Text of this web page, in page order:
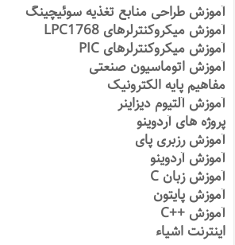
آموزش طراحی منابع تغذیه سوئیچینگ
آموزش میکروکنترلرهای LPC1768
آموزش میکروکنترلرهای PIC
آموزش اتوماسیون صنعتی
مفاهیم پایه الکترونیک
آموزش آلتیوم دیزاینر
پروژه های آردوینو
آموزش رزبری پای
آموزش آردوینو
آموزش زبان C
آموزش پایتون
آموزش ++C
اینترنت اشیاء